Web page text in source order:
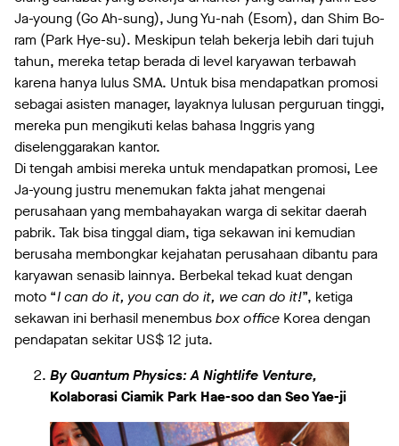
Ja-young (Go Ah-sung), Jung Yu-nah (Esom), dan Shim Bo-
ram (Park Hye-su). Meskipun telah bekerja lebih dari tujuh
tahun, mereka tetap berada di level karyawan terbawah
karena hanya lulus SMA. Untuk bisa mendapatkan promosi
sebagai asisten manager, layaknya lulusan perguruan tinggi,
mereka pun mengikuti kelas bahasa Inggris yang
diselenggarakan kantor.
Di tengah ambisi mereka untuk mendapatkan promosi, Lee
Ja-young justru menemukan fakta jahat mengenai
perusahaan yang membahayakan warga di sekitar daerah
pabrik. Tak bisa tinggal diam, tiga sekawan ini kemudian
berusaha membongkar kejahatan perusahaan dibantu para
karyawan senasib lainnya. Berbekal tekad kuat dengan
moto “I can do it, you can do it, we can do it!”, ketiga
sekawan ini berhasil menembusbox office Korea dengan
pendapatan sekitar US$ 12 juta.
By Quantum Physics: A Nightlife Venture,
Kolaborasi Ciamik Park Hae-soo dan Seo Yae-ji